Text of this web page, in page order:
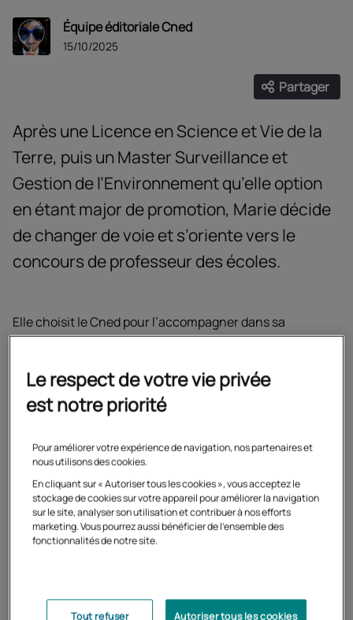
Équipe éditoriale Cned
15/10/2025
Partager
Ouvrir
Après une Licence en Science et Vie de la
Terre, puis un Master Surveillance et
Gestion de l’Environnement qu’elle option
en étant major de promotion, Marie décide
de changer de voie et s’oriente vers le
concours de professeur des écoles.
Elle choisit le Cned pour l’accompagner dans sa
préparation, un choix gagnant puisqu’à 27 ans, elle est
C’est la première fois que Marie s’inscrit à une formation
à distance. Ayant déjà obtenu un Master, elle décide de
former à son rythme, en parallèle de sa recherche
d’emploi.
Comme j’avais besoin de
préparer à distance, j’ai choisi
Le respect de votre vie privée
est notre priorité
Pour améliorer votre expérience de navigation, nos partenaires et
nous utilisons des cookies.
En cliquant sur « Autoriser tous les cookies », vous acceptez le
stockage de cookies sur votre appareil pour améliorer la navigation
sur le site, analyser son utilisation et contribuer à nos efforts
marketing. Vous pourrez aussi bénéficier de l'ensemble des
fonctionnalités de notre site.
Tout refuser Autoriser tous les cookies